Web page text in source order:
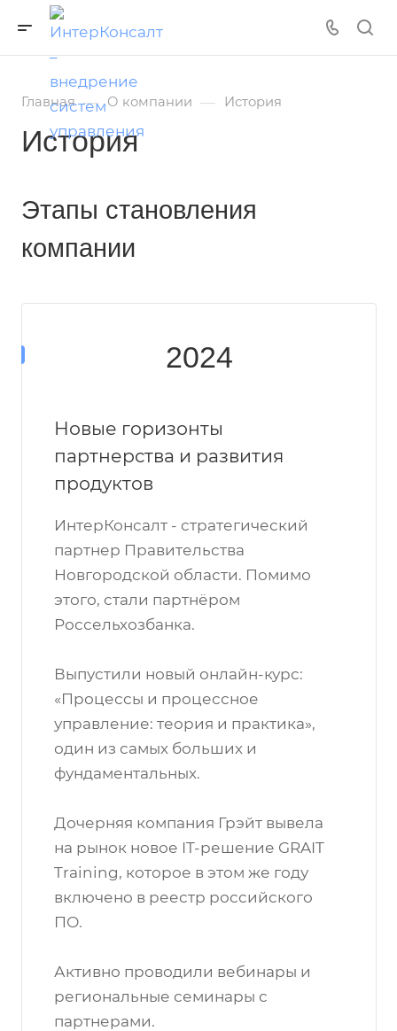
Главная — О компании — История
История
Этапы становления
компании
2024
Новые горизонты
партнерства и развития
продуктов
ИнтерКонсалт - стратегический
партнер Правительства
Новгородской области. Помимо
этого, стали партнёром
Россельхозбанка.
Выпустили новый онлайн-курс:
«Процессы и процессное
управление: теория и практика»,
один из самых больших и
фундаментальных.
Дочерняя компания Грэйт вывела
на рынок новое IT-решение GRAIT
Training, которое в этом же году
включено в реестр российского
ПО.
Активно проводили вебинары и
региональные семинары с
партнерами.